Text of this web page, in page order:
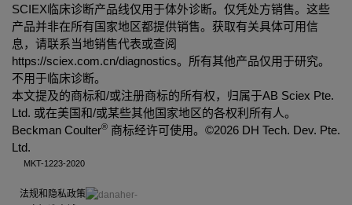
SCIEX临床诊断产品线仅用于体外诊断。仅凭处方销售。这些
产品并非在所有国家地区都提供销售。获取有关具体可用信
息，请联系当地销售代表或查阅
https://sciex.com.cn/diagnostics。所有其他产品仅用于研究。
不用于临床诊断。
本文提及的商标和/或注册商标的所有权，归属于AB Sciex Pte.
Ltd. 或在美国和/或某些其他国家地区的各权利所有人。
Beckman Coulter® 商标经许可使用。©2026 DH Tech. Dev. Pte.
Ltd.
MKT-1223-2020
法规和隐私政策